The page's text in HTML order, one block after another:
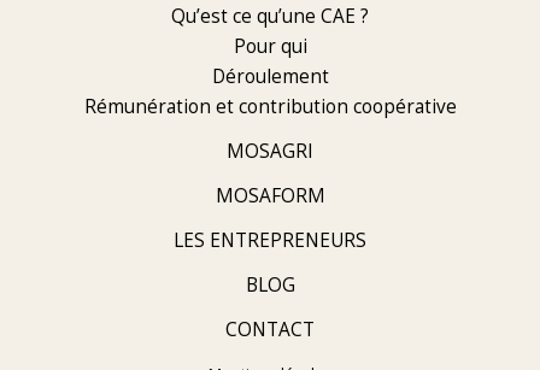
Qu’est ce qu’une CAE ?
Pour qui
Déroulement
Rémunération et contribution coopérative
MOSAGRI
MOSAFORM
LES ENTREPRENEURS
BLOG
CONTACT